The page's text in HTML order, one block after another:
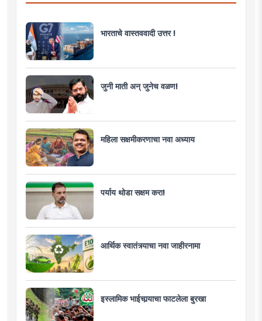
भारताचे वास्तववादी उत्तर !
जुनी माती अन् जुनेच वळण!
महिला सक्षमीकरणाचा नवा अध्याय
पर्याय थोडा सक्षम करा!
आर्थिक स्वातंत्र्याचा नवा जाहीरनामा
इस्लामिक भाईचार्‍याचा फाटलेला बुरखा